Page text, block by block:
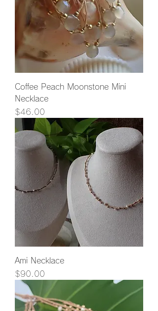
Coffee Peach Moonstone Mini
Necklace
価格
$46.00
Ami Necklace
価格
$90.00